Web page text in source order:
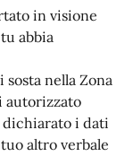
in visione
abbia
nella Zona
autorizzato
dichiarato i dati
altro verbale